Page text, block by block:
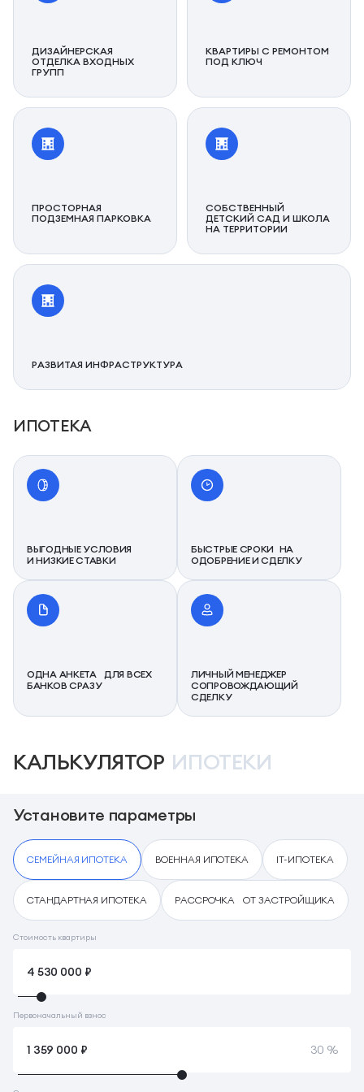
ДИЗАЙНЕРСКАЯ
ОТДЕЛКА ВХОДНЫХ
ГРУПП
КВАРТИРЫ С РЕМОНТОМ
ПОД КЛЮЧ
ПРОСТОРНАЯ
ПОДЗЕМНАЯ ПАРКОВКА
СОБСТВЕННЫЙ
ДЕТСКИЙ САД И ШКОЛА
НА ТЕРРИТОРИИ
РАЗВИТАЯ ИНФРАСТРУКТУРА
ИПОТЕКА
ВЫГОДНЫЕ УСЛОВИЯ
И НИЗКИЕ СТАВКИ
БЫСТРЫЕ СРОКИ НА
ОДОБРЕНИЕ И СДЕЛКУ
ОДНА АНКЕТА ДЛЯ ВСЕХ
БАНКОВ СРАЗУ
ЛИЧНЫЙ МЕНЕДЖЕР
СОПРОВОЖДАЮЩИЙ
СДЕЛКУ
КАЛЬКУЛЯТОР ИПОТЕКИ
Установите параметры
СЕМЕЙНАЯ ИПОТЕКА ВОЕННАЯ ИПОТЕКА IT-ИПОТЕКА
СТАНДАРТНАЯ ИПОТЕКА РАССРОЧКА ОТ ЗАСТРОЙЩИКА
Стоимость квартиры
Первоначальный взнос
30 %